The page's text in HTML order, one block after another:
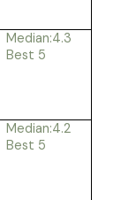
Median:4.3
Best 5
Median:4.2
Best 5